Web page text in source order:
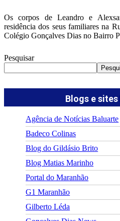
Os corpos de Leandro e
residência dos seus familiares na
Colégio Gonçalves Dias no Bairro
Pesquisar
Blogs e
Agência de Notícias Baluarte
Badeco Colinas
Blog do Gildásio Brito
Blog Matias Marinho
Portal do Maranhão
G1 Maranhão
Gilberto Léda